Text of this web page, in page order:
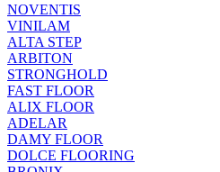
NOVENTIS
VINILAM
ALTA STEP
ARBITON
STRONGHOLD
FAST FLOOR
ALIX FLOOR
ADELAR
DAMY FLOOR
DOLCE FLOORING